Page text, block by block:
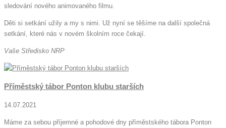
sledování nového animovaného filmu.
Děti si setkání užily a my s nimi. Už nyní se těšíme na další společná
setkání, které nás v novém školním roce čekají.
Vaše Středisko NRP
Příměstský tábor Ponton klubu starších
14.07.2021
Máme za sebou příjemné a pohodové dny příměstského tábora Ponton